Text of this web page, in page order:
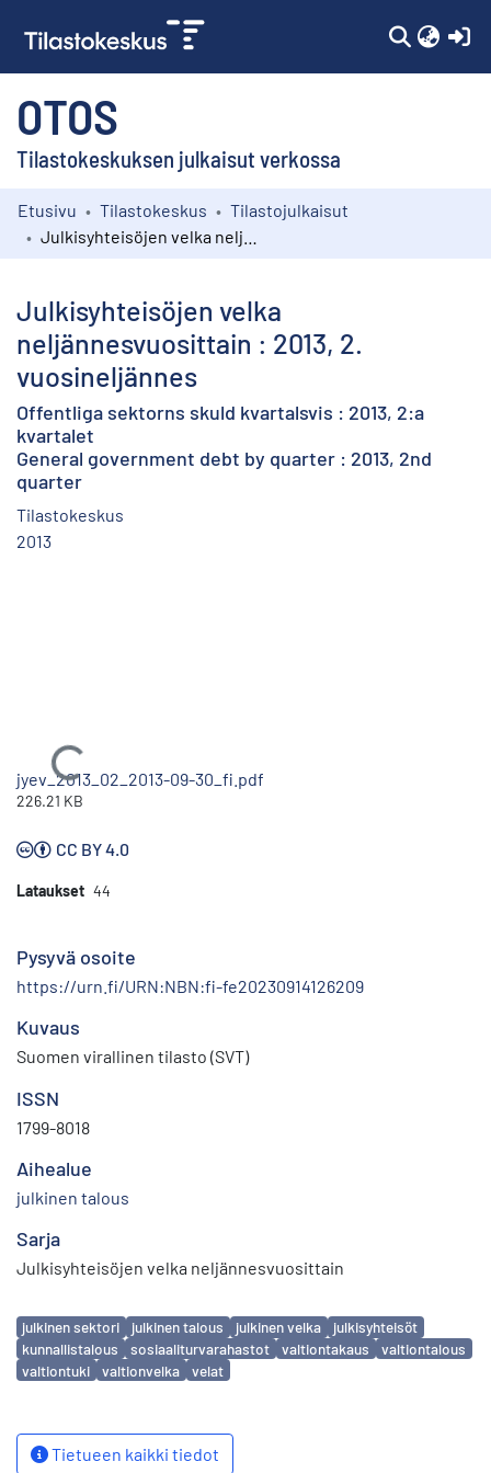
OTOS
Tilastokeskuksen julkaisut verkossa
Kokoelmat
Etusivu Tilastokeskus
Tilastojulkaisut
Julkisyhteisöjen velka
neljännesvuosittain : 2013, 2.
vuosineljännes
Offentliga sektorns skuld kvartalsvis : 2013, 2:a
kvartalet
General government debt by quarter : 2013, 2nd
quarter
Tilastokeskus
2013
Ladataan...
jyev_2013_02_2013-09-30_fi.pdf
226.21 KB
CC BY 4.0
Lataukset 44
Pysyvä osoite
https://urn.fi/URN:NBN:fi-fe20230914126209
Kuvaus
Suomen virallinen tilasto (SVT)
ISSN
1799-8018
Aihealue
julkinen talous
Sarja
Julkisyhteisöjen velka neljännesvuosittain
Avainsanat
julkinen sektori julkinen talous julkinen velka
julkisyhteisöt
kunnallistalous
sosiaaliturvarahastot valtiontakaus
valtiontalous
valtiontuki
valtionvelka velat
Tietueen kaikki tiedot